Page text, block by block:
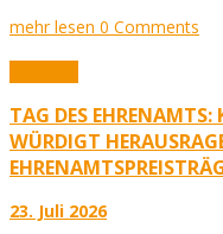
mehr lesen 0 Comments
TAG DES EHRENAMTS:
WÜRDIGT
23. Juli 2026